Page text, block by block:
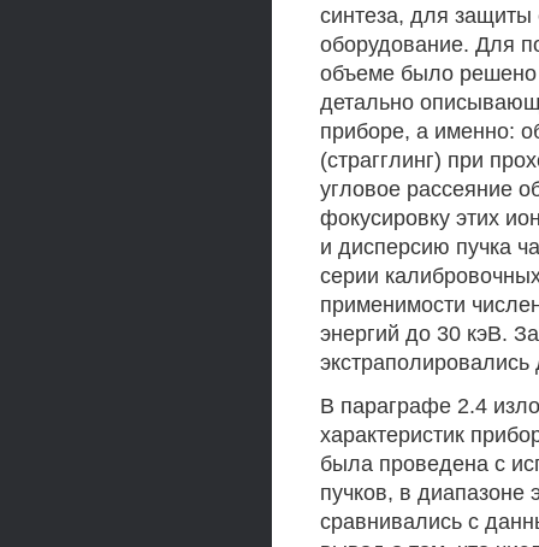
синтеза, для защиты
оборудование. Для
объеме было решено
детально
приборе, а именно:
(страгглинг) при
угловое рассеяние
фокусировку этих
и дисперсию пучка
серии
применимости
энергий до 30 кэВ.
В параграфе 2.4
характеристик
была проведена с
пучков, в диапазоне
сравнивались с